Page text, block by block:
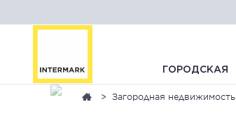
ГОРОДСКАЯ
Загородная недвижимость